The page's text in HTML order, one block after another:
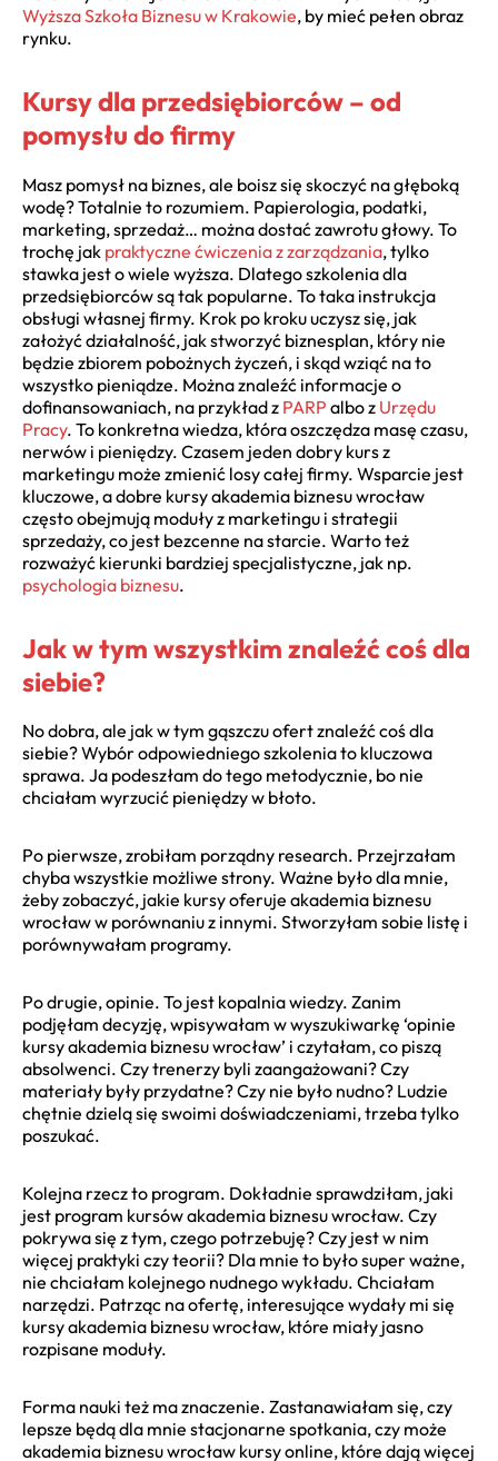
Wyższa Szkoła Biznesu w Krakowie, by mieć pełen obraz
rynku.
Kursy dla przedsiębiorców – od
pomysłu do firmy
Masz pomysł na biznes, ale boisz się skoczyć na głęboką
wodę? Totalnie to rozumiem. Papierologia, podatki,
marketing, sprzedaż… można dostać zawrotu głowy. To
trochę jak praktyczne ćwiczenia z zarządzania, tylko
stawka jest o wiele wyższa. Dlatego szkolenia dla
przedsiębiorców są tak popularne. To taka instrukcja
obsługi własnej firmy. Krok po kroku uczysz się, jak
założyć działalność, jak stworzyć biznesplan, który nie
będzie zbiorem pobożnych życzeń, i skąd wziąć na to
wszystko pieniądze. Można znaleźć informacje o
dofinansowaniach, na przykład z PARP albo z Urzędu
Pracy. To konkretna wiedza, która oszczędza masę czasu,
nerwów i pieniędzy. Czasem jeden dobry kurs z
marketingu może zmienić losy całej firmy. Wsparcie jest
kluczowe, a dobre kursy akademia biznesu wrocław
często obejmują moduły z marketingu i strategii
sprzedaży, co jest bezcenne na starcie. Warto też
rozważyć kierunki bardziej specjalistyczne, jak np.
psychologia biznesu.
Jak w tym wszystkim znaleźć coś dla
siebie?
No dobra, ale jak w tym gąszczu ofert znaleźć coś dla
siebie? Wybór odpowiedniego szkolenia to kluczowa
sprawa. Ja podeszłam do tego metodycznie, bo nie
chciałam wyrzucić pieniędzy w błoto.
Po pierwsze, zrobiłam porządny research. Przejrzałam
chyba wszystkie możliwe strony. Ważne było dla mnie,
żeby zobaczyć, jakie kursy oferuje akademia biznesu
wrocław w porównaniu z innymi. Stworzyłam sobie listę i
porównywałam programy.
Po drugie, opinie. To jest kopalnia wiedzy. Zanim
podjęłam decyzję, wpisywałam w wyszukiwarkę ‘opinie
kursy akademia biznesu wrocław’ i czytałam, co piszą
absolwenci. Czy trenerzy byli zaangażowani? Czy
materiały były przydatne? Czy nie było nudno? Ludzie
chętnie dzielą się swoimi doświadczeniami, trzeba tylko
poszukać.
Kolejna rzecz to program. Dokładnie sprawdziłam, jaki
jest program kursów akademia biznesu wrocław. Czy
pokrywa się z tym, czego potrzebuję? Czy jest w nim
więcej praktyki czy teorii? Dla mnie to było super ważne,
nie chciałam kolejnego nudnego wykładu. Chciałam
narzędzi. Patrząc na ofertę, interesujące wydały mi się
kursy akademia biznesu wrocław, które miały jasno
rozpisane moduły.
Forma nauki też ma znaczenie. Zastanawiałam się, czy
lepsze będą dla mnie stacjonarne spotkania, czy może
akademia biznesu wrocław kursy online, które dają więcej